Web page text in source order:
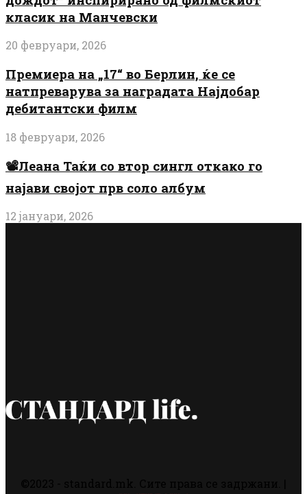
класик на Манчевски
20 февруари, 2026
Премиера на „17“ во Берлин, ќе се
натпреварува за наградата Најдобар
дебитантски филм
18 февруари, 2026
📽️Леана Таќи со втор сингл откако го
најави својот прв соло албум
12 јануари, 2026